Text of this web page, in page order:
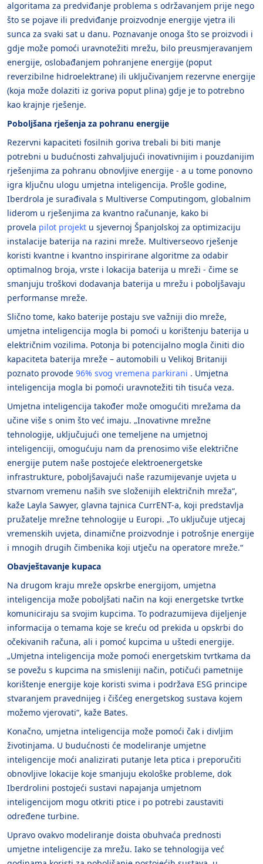
algoritama za predviđanje problema s održavanjem prije nego
što se pojave ili predviđanje proizvodnje energije vjetra ili
sunca za svaki sat u danu. Poznavanje onoga što se proizvodi i
gdje može pomoći uravnotežiti mrežu, bilo preusmjeravanjem
energije, oslobađanjem pohranjene energije (poput
reverzibilne hidroelektrane) ili uključivanjem rezervne energije
(koja može dolaziti iz goriva poput plina) gdje je to potrebno
kao krajnje rješenje.
Poboljšana rješenja za pohranu energije
Rezervni kapaciteti fosilnih goriva trebali bi biti manje
potrebni u budućnosti zahvaljujući inovativnijim i pouzdanijim
rješenjima za pohranu obnovljive energije - a u tome ponovno
igra ključnu ulogu umjetna inteligencija. Prošle godine,
Iberdrola je surađivala s Multiverse Computingom, globalnim
liderom u rješenjima za kvantno računanje, kako bi
provela pilot projekt u sjevernoj Španjolskoj za optimizaciju
instalacije baterija na razini mreže. Multiverseovo rješenje
koristi kvantne i kvantno inspirirane algoritme za odabir
optimalnog broja, vrste i lokacija baterija u mreži - čime se
smanjuju troškovi dodavanja baterija u mrežu i poboljšavaju
performanse mreže.
Slično tome, kako baterije postaju sve važniji dio mreže,
umjetna inteligencija mogla bi pomoći u korištenju baterija u
električnim vozilima. Potonja bi potencijalno mogla činiti dio
kapaciteta baterija mreže – automobili u Velikoj Britaniji
poznato provode 96% svog vremena parkirani . Umjetna
inteligencija mogla bi pomoći uravnotežiti tih tisuća veza.
Umjetna inteligencija također može omogućiti mrežama da
učine više s onim što već imaju. „Inovativne mrežne
tehnologije, uključujući one temeljene na umjetnoj
inteligenciji, omogućuju nam da prenosimo više električne
energije putem naše postojeće elektroenergetske
infrastrukture, poboljšavajući naše razumijevanje uvjeta u
stvarnom vremenu naših sve složenijih električnih mreža“,
kaže Layla Sawyer, glavna tajnica CurrENT-a, koji predstavlja
pružatelje mrežne tehnologije u Europi. „To uključuje utjecaj
vremenskih uvjeta, dinamične proizvodnje i potrošnje energije
i mnogih drugih čimbenika koji utječu na operatore mreže.“
Obavještavanje kupaca
Na drugom kraju mreže opskrbe energijom, umjetna
inteligencija može poboljšati način na koji energetske tvrtke
komuniciraju sa svojim kupcima. To podrazumijeva dijeljenje
informacija o temama koje se kreću od prekida u opskrbi do
očekivanih računa, ali i pomoć kupcima u uštedi energije.
„Umjetna inteligencija može pomoći energetskim tvrtkama da
se povežu s kupcima na smisleniji način, potičući pametnije
korištenje energije koje koristi svima i podržava ESG principe
stvaranjem pravednijeg i čišćeg energetskog sustava kojem
možemo vjerovati“, kaže Bates.
Konačno, umjetna inteligencija može pomoći čak i divljim
životinjama. U budućnosti će modeliranje umjetne
inteligencije moći analizirati putanje leta ptica i preporučiti
obnovljive lokacije koje smanjuju ekološke probleme, dok
Iberdrolini postojeći sustavi napajanja umjetnom
inteligencijom mogu otkriti ptice i po potrebi zaustaviti
određene turbine.
Upravo ovakvo modeliranje doista obuhvaća prednosti
umjetne inteligencije za mrežu. Iako se tehnologija već